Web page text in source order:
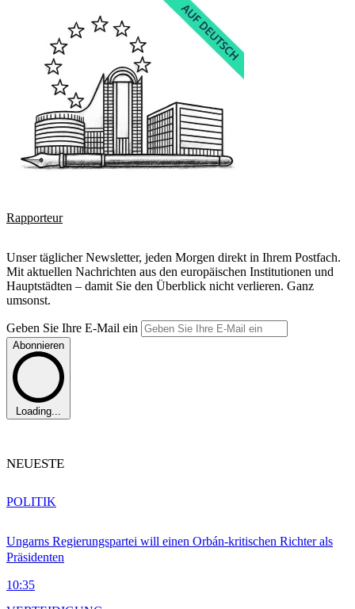
Rapporteur
Unser täglicher Newsletter, jeden Morgen direkt in Ihrem Postfach.
Mit aktuellen Nachrichten aus den europäischen Institutionen und
Hauptstädten – damit Sie den Überblick nicht verlieren. Ganz
umsonst.
Geben Sie Ihre E-Mail ein
Abonnieren
Loading...
NEUESTE
Ungarns Regierungspartei will einen Orbán-kritischen Richter als
Präsidenten
10:35
POLITIK